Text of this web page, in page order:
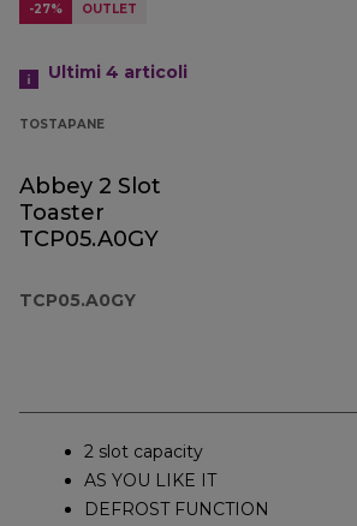
-27% OUTLET
Ultimi 4 articoli
TOSTAPANE
Abbey 2 Slot
Toaster
TCP05.A0GY
TCP05.A0GY
2 slot capacity
AS YOU LIKE IT
DEFROST FUNCTION